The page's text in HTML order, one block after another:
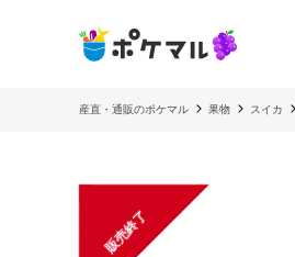
産直・通販のポケマル 果物 スイカ
販売終了